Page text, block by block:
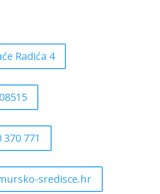
Radića 4
370 771
sredisce.hr